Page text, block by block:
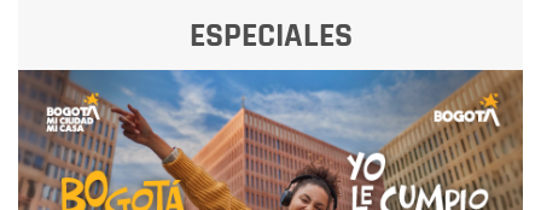
ESPECIALES